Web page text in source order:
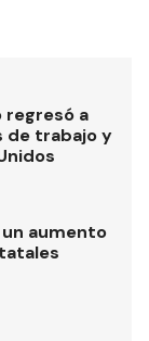
regresó a
de trabajo y
aumento